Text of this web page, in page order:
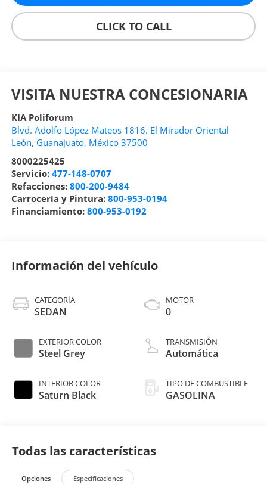
CLICK TO CALL
VISITA NUESTRA CONCESIONARIA
KIA Poliforum
Blvd. Adolfo López Mateos 1816. El Mirador Oriental
León, Guanajuato, México 37500
8000225425
Servicio: 477-148-0707
Refacciones: 800-200-9484
Carrocería y Pintura: 800-953-0194
Financiamiento: 800-953-0192
Información del vehículo
CATEGORÍA
SEDAN
EXTERIOR COLOR
Steel Grey
INTERIOR COLOR
Saturn Black
MOTOR
0
TRANSMISIÓN
Automática
TIPO DE COMBUSTIBLE
GASOLINA
Todas las características
Opciones Especificaciones